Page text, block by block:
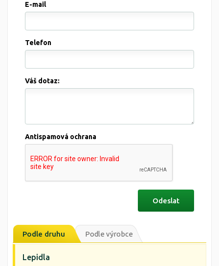
E-mail
Telefon
Váš dotaz:
Antispamová ochrana
Podle druhu Podle výrobce
Lepidla